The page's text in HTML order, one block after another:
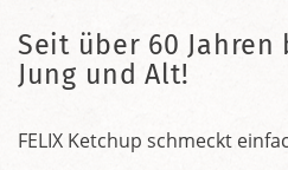
Seit über 60 Jahren
Jung und Alt!
FELIX Ketchup schmeckt